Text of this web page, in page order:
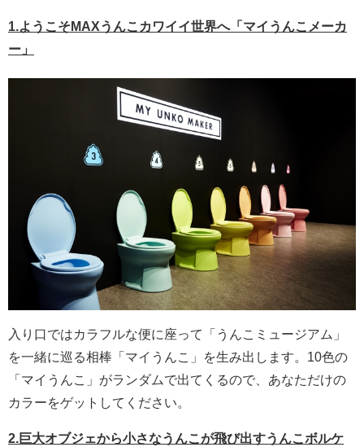
1.ようこそMAXうんこカワイイ世界へ「マイうんこメーカ
ー」
入り口ではカラフルな便に座って「うんこミュージアム」
を一緒に巡る相棒「マイうんこ」を生み出します。10色の
「マイうんこ」がランダムで出てくるので、あなただけの
カラーをゲットしてください。
2.巨大オブジェから小さなうんこが飛び出すうんこボルケ